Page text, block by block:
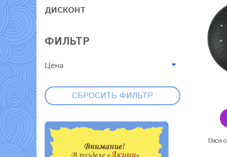
ДИСКОНТ
ФИЛЬТР
Цена
СБРОСИТЬ ФИЛЬТР